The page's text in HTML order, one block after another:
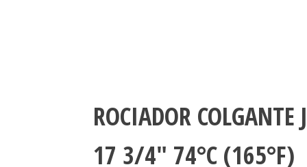
ROCIADOR COLGANTE
17 3/4″ 74°C (165°F)